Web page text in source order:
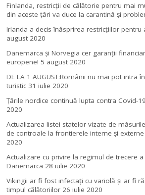
Finlanda, restricţii de călătorie pentru mai
din aceste ţări va duce la carantină şi
Irlanda a decis înăsprirea restricțiilor pentru
august 2020
Danemarca și Norvegia cer garanții
europene! 5 august 2020
DE LA 1 AUGUST:Românii nu mai pot intra
turistic 31 iulie 2020
Țările nordice continuă lupta contra Covid-
2020
Actualizarea listei statelor vizate de
de controale la frontierele interne și externe
2020
Actualizare cu privire la regimul de trecere
Danemarca 28 iulie 2020
Vikingii ar fi fost infectaţi cu variolă şi ar fi
timpul călătoriilor 26 iulie 2020